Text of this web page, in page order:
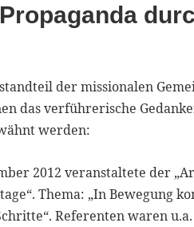
der missionalen
das verführerische
werden:
2012 veranstaltete der
Thema: „In Bewegung
Referenten waren